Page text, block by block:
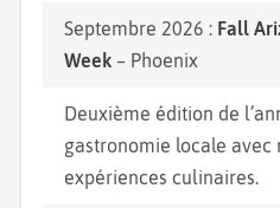
Septembre 2026 : Fall
Week – Phoenix
Deuxième édition de
gastronomie locale avec
expériences culinaires.